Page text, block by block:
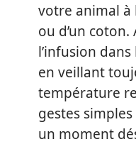
votre animal à
ou d’un
l’infusion
en veillant
température
gestes
un moment